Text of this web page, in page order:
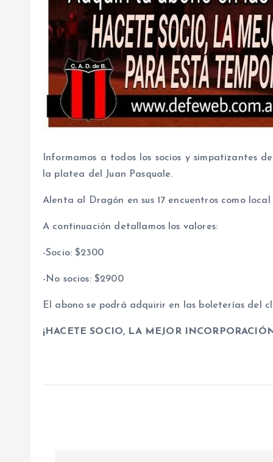
Informamos a todos los socios y
la platea del Juan Pasquale.
Alenta al Dragón en sus 17 encuentros como
A continuación detallamos los valores:
-Socio: $2300
-No socios: $2900
El abono se podrá adquirir en las boleterías del
¡HACETE SOCIO, LA MEJOR